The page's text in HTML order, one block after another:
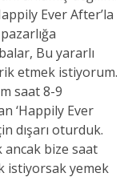
Ever After’la
Bu yararlı
etmek istiyorum.
saat 8-9
‘Happily Ever
dışarı oturduk.
ancak bize saat
istiyorsak yemek